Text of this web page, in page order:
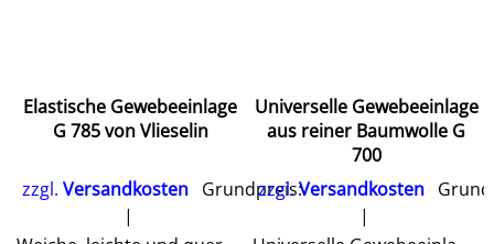
Elastische Gewebeeinlage
G 785 von Vlieselin
zzgl.Versandkosten Grundpreis:
Universelle Gewebeeinlage
aus reiner Baumwolle G
700
zzgl.Versandkosten